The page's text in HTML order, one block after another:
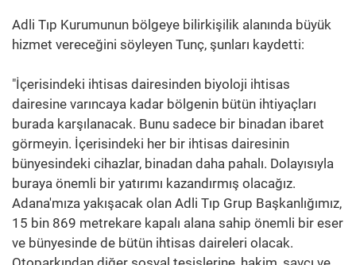
Adli Tıp Kurumunun bölgeye bilirkişilik alanında büyük
hizmet vereceğini söyleyen Tunç, şunları kaydetti:
"İçerisindeki ihtisas dairesinden biyoloji ihtisas
dairesine varıncaya kadar bölgenin bütün ihtiyaçları
burada karşılanacak. Bunu sadece bir binadan ibaret
görmeyin. İçerisindeki her bir ihtisas dairesinin
bünyesindeki cihazlar, binadan daha pahalı. Dolayısıyla
buraya önemli bir yatırımı kazandırmış olacağız.
Adana'mıza yakışacak olan Adli Tıp Grup Başkanlığımız,
15 bin 869 metrekare kapalı alana sahip önemli bir eser
ve bünyesinde de bütün ihtisas daireleri olacak.